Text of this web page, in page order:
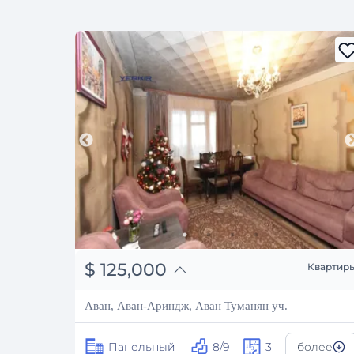
$ 125,000
֏ 48,750,000
₽ 11,310,905
Аван, Аван-Ариндж, Аван Туманян уч.
Панельный 8/9 3 более